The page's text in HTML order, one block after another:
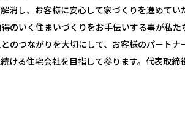
消し、お客様に安心して家づくりを進めてい
のいく住まいづくりをお手伝いする事が私た
のつながりを大切にして、お客様のパートナ
ける住宅会社を目指して参ります。代表取